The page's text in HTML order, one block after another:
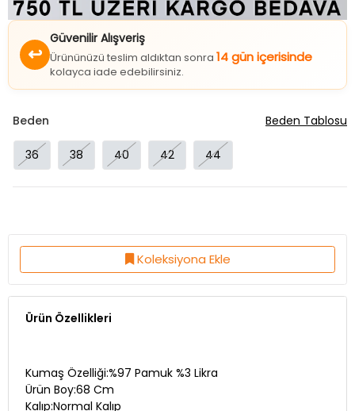
↩
Güvenilir Alışveriş
Ürününüzü teslim aldıktan sonra 14 gün içerisinde
kolayca iade edebilirsiniz.
Beden
36 38 40 42 44
Beden Tablosu
Koleksiyona Ekle
Ürün Özellikleri
Kumaş Özelliği:%97 Pamuk %3 Likra
Ürün Boy:68 Cm
Kalıp:Normal Kalıp